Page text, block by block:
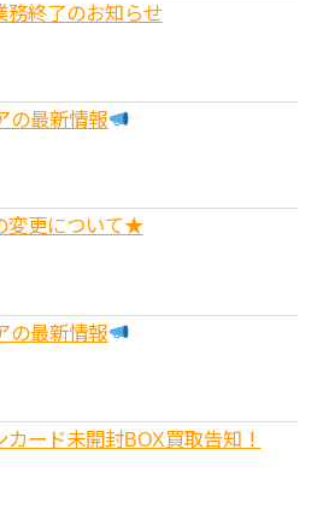
務終了のお知らせ
の最新情報
変更について★
の最新情報
ード未開封BOX買取告知！